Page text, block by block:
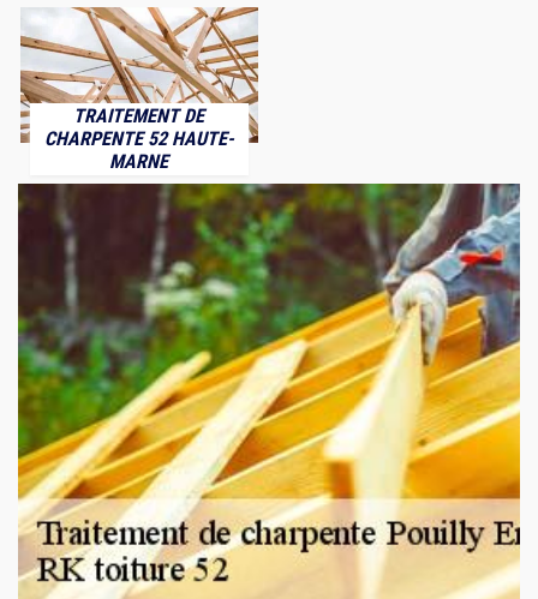
TRAITEMENT DE
CHARPENTE 52 HAUTE-
MARNE